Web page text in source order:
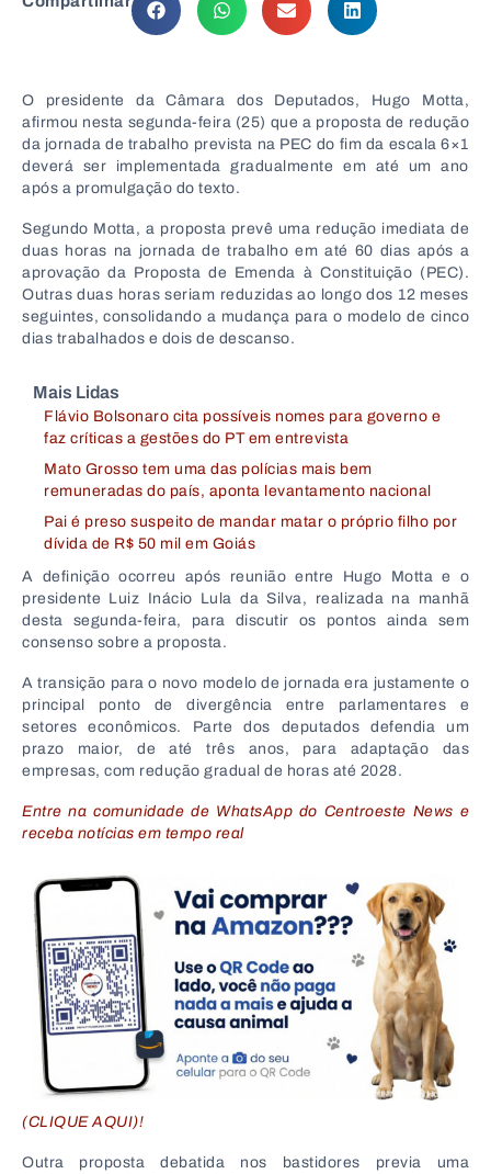
O presidente daCâmara dos Deputados, Hugo Motta,
afirmou nesta segunda-feira (25) que a proposta de redução
da jornada de trabalho prevista na PEC do fim da escala 6×1
deverá ser implementada gradualmente em até um ano
após a promulgação do texto.
Segundo Motta, a proposta prevê uma redução imediata de
duas horas na jornada de trabalho em até 60 dias após a
aprovação da Proposta de Emenda à Constituição (PEC).
Outras duas horas seriam reduzidas ao longo dos 12 meses
seguintes, consolidando a mudança para o modelo de cinco
dias trabalhados e dois de descanso.
Mais Lidas
Flávio Bolsonaro cita possíveis nomes para governo e
faz críticas a gestões do PT em entrevista
Mato Grosso tem uma das polícias mais bem
remuneradas do país, aponta levantamento nacional
Pai é preso suspeito de mandar matar o próprio filho por
dívida de R$ 50 mil em Goiás
A definição ocorreu após reunião entre Hugo Motta e o
presidente Luiz Inácio Lula da Silva, realizada na manhã
desta segunda-feira, para discutir os pontos ainda sem
consenso sobre a proposta.
A transição para o novo modelo de jornada era justamente o
principal ponto de divergência entre parlamentares e
setores econômicos. Parte dos deputados defendia um
prazo maior, de até três anos, para adaptação das
empresas, com redução gradual de horas até 2028.
Entre na comunidade de WhatsApp do Centroeste News e
receba notícias em tempo real
(CLIQUE AQUI)!
Outra proposta debatida nos bastidores previa uma